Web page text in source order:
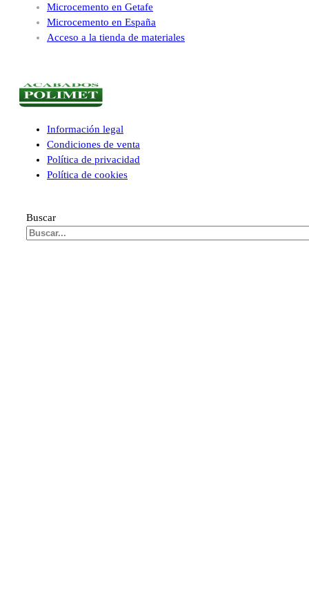
Microcemento en Getafe
Microcemento en España
Acceso a la tienda de materiales
Información legal
Condiciones de venta
Política de privacidad
Política de cookies
Buscar